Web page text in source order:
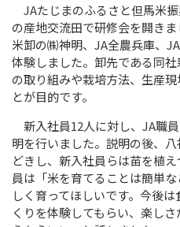
JAたじまのふるさと但馬米
の産地交流田で研修会を開き
米卸の㈱神明、JA全農兵庫、
体験しました。卸先である同
の取り組みや栽培方法、生産
とが目的です。
新入社員12人に対し、JA職
明を行いました。説明の後、
どきし、新入社員らは苗を植
員は「米を育てることは簡単
しく育ってほしいです。今後
くりを体験してもらい、楽し